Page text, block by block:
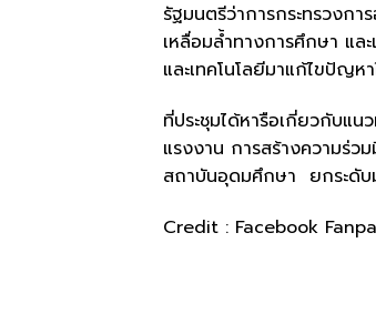
รัฐมนตรีว่าการกระทรวงก
เหลื่อมล้ำทางการศึกษา แล
และเทคโนโลยีมาแก้ไขปัญห
ที่ประชุมได้หารือเกี่ยวกับแ
แรงงาน การสร้างความร่ว
สถาบันอุดมศึกษา ยกระดับม
Credit : Facebook